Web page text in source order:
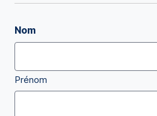
Nom
Prénom